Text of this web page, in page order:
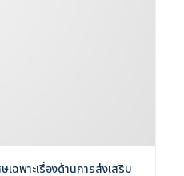
ฉพาะเรื่องด้านการส่งเสริม